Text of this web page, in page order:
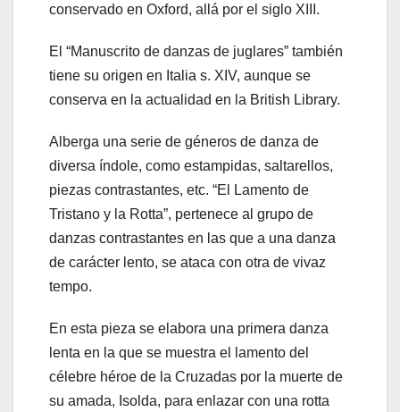
conservado en Oxford, allá por el siglo XIII.
El “Manuscrito de danzas de juglares” también
tiene su origen en Italia s. XIV, aunque se
conserva en la actualidad en la British Library.
Alberga una serie de géneros de danza de
diversa índole, como estampidas, saltarellos,
piezas contrastantes, etc. “El Lamento de
Tristano y la Rotta”, pertenece al grupo de
danzas contrastantes en las que a una danza
de carácter lento, se ataca con otra de vivaz
tempo.
En esta pieza se elabora una primera danza
lenta en la que se muestra el lamento del
célebre héroe de la Cruzadas por la muerte de
su amada, Isolda, para enlazar con una rotta